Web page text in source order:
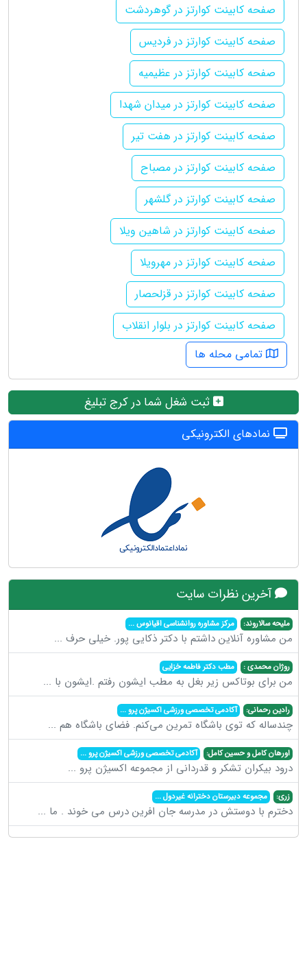
صفحه کابینت کوارتز در گوهردشت
صفحه کابینت کوارتز در فردیس
صفحه کابینت کوارتز در عظیمیه
صفحه کابینت کوارتز در میدان شهدا
صفحه کابینت کوارتز در هفت تیر
صفحه کابینت کوارتز در مصباح
صفحه کابینت کوارتز در گلشهر
صفحه کابینت کوارتز در شاهین ویلا
صفحه کابینت کوارتز در مهرویلا
صفحه کابینت کوارتز در قزلحصار
صفحه کابینت کوارتز در بلوار انقلاب
تمامی محله ها
ثبت شغل شما در کرج تبلیغ
نمادهای الکترونیکی
آخرین نظرات سایت
ملیحه سالاروند: مرکز مشاوره روانشناسی اقیانوس...
من مشاوره آنلاین داشتم با دکتر ذکایی پور. خیلی حرف ...
روژان محمدی : مطب دکتر فاطمه خزایی
من برای بوتاکس زیر بغل به مطب ایشون رفتم .ایشون با ...
رادین رحمانی: آکادمی تخصصی ورزشی اکسیژن پرو...
چندساله که توی باشگاه تمرین می‌کنم. فضای باشگاه هم ...
اورهان کامل و حسین کامل: آکادمی تخصصی ورزشی اکسیژن پرو...
درود بیکران تشکر و قدردانی از مجموعه اکسیژن پرو ...
زری: مجموعه دبیرستان دخترانه غیردول...
دخترم با دوستش در مدرسه جان افرین درس می خوند . ما ...